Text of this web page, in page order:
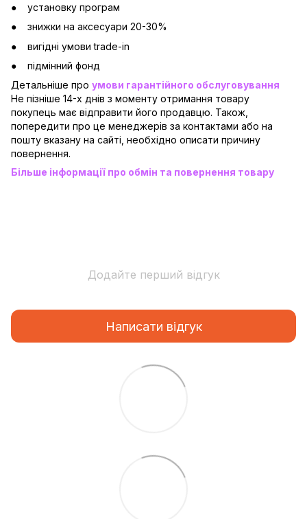
установку програм
знижки на аксесуари 20-30%
вигідні умови trade-in
підмінний фонд
Детальніше про умови гарантійного обслуговування
Не пізніше 14-х днів з моменту отримання товару
покупець має відправити його продавцю. Також,
попередити про це менеджерів за контактами або на
пошту вказану на сайті, необхідно описати причину
повернення.
Більше інформації про обмін та повернення товару
Додайте перший відгук
Написати відгук